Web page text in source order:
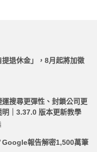
退休金」，8月起將加徵
運搜尋更彈性、封鎖公司更
｜3.37.0 版本更新教學
Google報告解密1,500萬筆